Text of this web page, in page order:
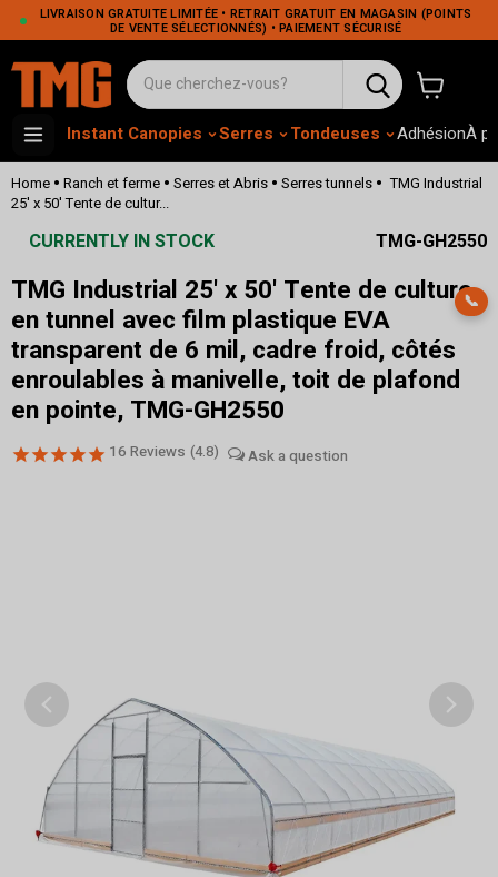
LIVRAISON GRATUITE LIMITÉE • RETRAIT GRATUIT EN MAGASIN (POINTS
DE VENTE SÉLECTIONNÉS) • PAIEMENT SÉCURISÉ
Voir le
Instant Canopies Serres Tondeuses AdhésionÀ
Home • Ranch et ferme • Serres et Abris • Serres tunnels • TMG Industrial
25' x 50' Tente de cultur...
CURRENTLY IN STOCK TMG-GH2550
TMG Industrial 25' x 50' Tente de culture
en tunnel avec film plastique EVA
transparent de 6 mil, cadre froid, côtés
enroulables à manivelle, toit de plafond
en pointe, TMG-GH2550
16 Reviews
📞